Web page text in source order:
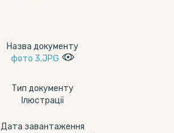
Назва документу
фото 3.JPG
Тип документу
Ілюстрації
Дата завантаження